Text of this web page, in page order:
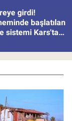
girdi!
başlatılan
sistemi Kars'tan